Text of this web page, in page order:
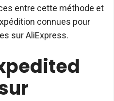
entre cette méthode et
connues pour
sur AliExpress.